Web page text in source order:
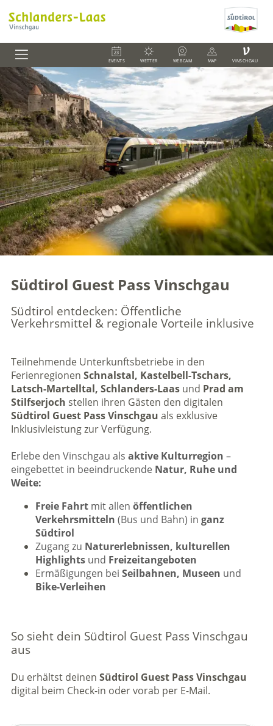
EVENTS WETTER WEBCAM MAP
V
VINSCHGAU
Südtirol Guest Pass Vinschgau
Südtirol entdecken: Öffentliche
Verkehrsmittel & regionale Vorteile inklusive
Teilnehmende Unterkunftsbetriebe in den
Ferienregionen Schnalstal, Kastelbell-Tschars,
Latsch-Martelltal, Schlanders-Laasund Prad am
Stilfserjoch stellen ihren Gästen den digitalen
Südtirol Guest Pass Vinschgau als exklusive
Inklusivleistung zur Verfügung.
Erlebe den Vinschgau als aktive Kulturregion –
eingebettet in beeindruckende Natur, Ruhe und
Weite:
Freie Fahrtmit allen öffentlichen
Verkehrsmitteln (Bus und Bahn) in ganz
Südtirol
Zugang zu Naturerlebnissen, kulturellen
Highlightsund Freizeitangeboten
Ermäßigungen bei Seilbahnen, Museen und
Bike-Verleihen
So sieht dein Südtirol Guest Pass Vinschgau
aus
Du erhältst deinen Südtirol Guest Pass Vinschgau
digital beim Check-in oder vorab per E-Mail.